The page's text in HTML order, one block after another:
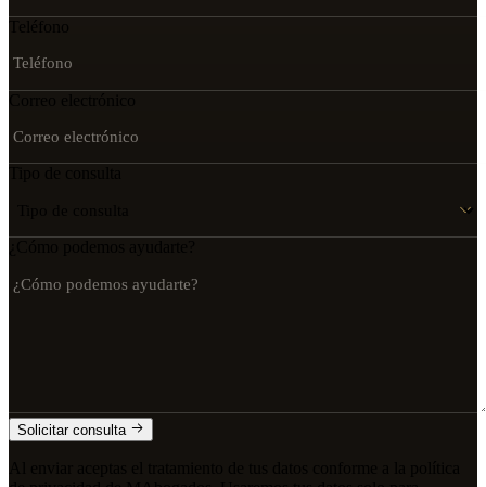
Solicitar consulta